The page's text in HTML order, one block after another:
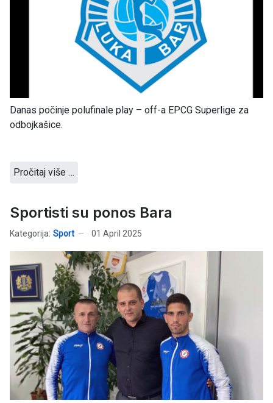
Danas počinje polufinale play – off-a EPCG Superlige za
odbojkašice.
Pročitaj više …
Sportisti su ponos Bara
Kategorija: Sport 01 April 2025